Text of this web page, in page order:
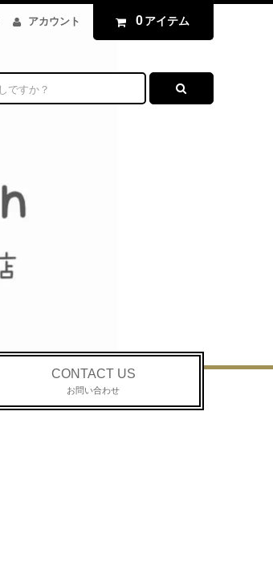
アカウント 0 アイテム
CONTACT US
お問い合わせ